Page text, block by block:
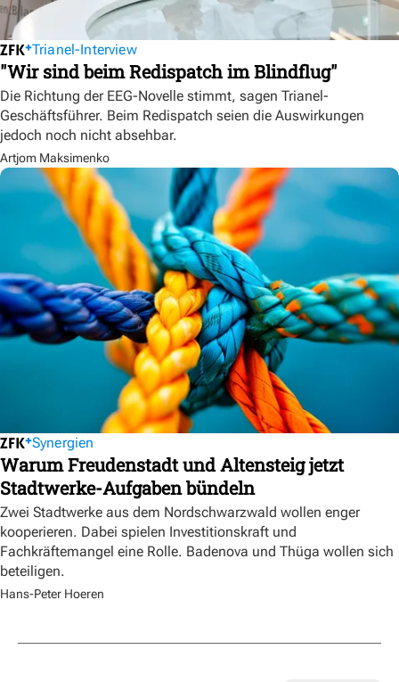
Trianel-Interview
"Wir sind beim Redispatch im Blindflug"
Die Richtung der EEG-Novelle stimmt, sagen Trianel-
Geschäftsführer. Beim Redispatch seien die Auswirkungen
jedoch noch nicht absehbar.
Artjom Maksimenko
Synergien
Warum Freudenstadt und Altensteig jetzt
Stadtwerke-Aufgaben bündeln
Zwei Stadtwerke aus dem Nordschwarzwald wollen enger
kooperieren. Dabei spielen Investitionskraft und
Fachkräftemangel eine Rolle. Badenova und Thüga wollen sich
beteiligen.
Hans-Peter Hoeren